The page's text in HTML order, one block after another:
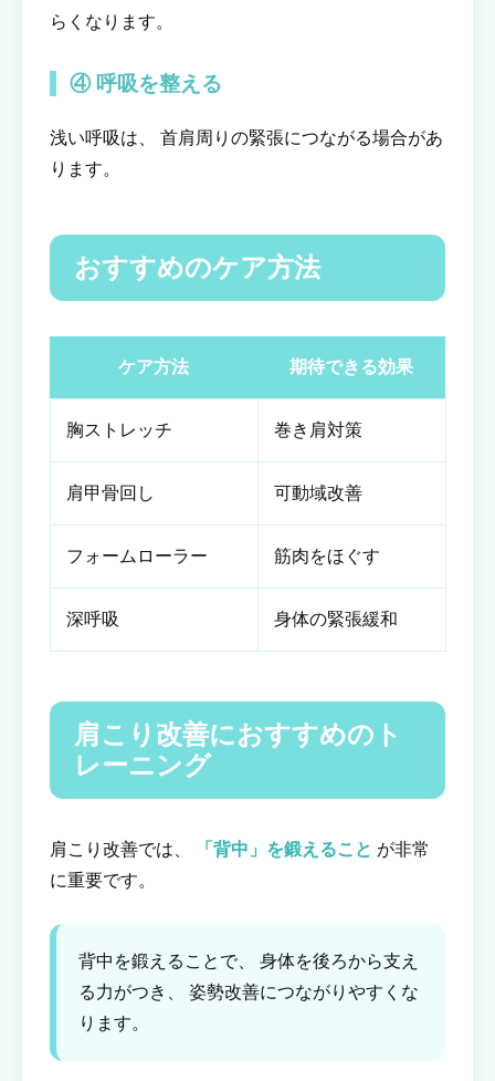
らくなります。
④ 呼吸を整える
浅い呼吸は、 首肩周りの緊張につながる場合があ
ります。
おすすめのケア方法
ケア方法 期待できる効果
胸ストレッチ 巻き肩対策
肩甲骨回し 可動域改善
フォームローラー 筋肉をほぐす
深呼吸 身体の緊張緩和
肩こり改善におすすめのト
レーニング
肩こり改善では、 「背中」を鍛えること が非常
に重要です。
背中を鍛えることで、 身体を後ろから支え
る力がつき、 姿勢改善につながりやすくな
ります。